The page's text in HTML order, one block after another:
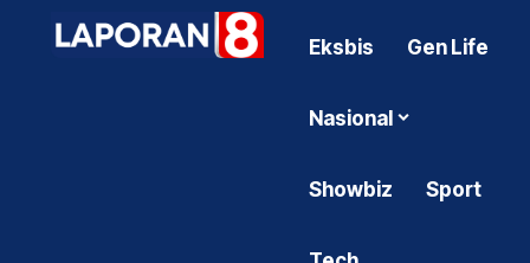
Eksbis Gen Life
Nasional
Showbiz Sport